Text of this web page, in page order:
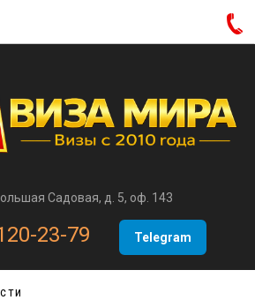
Садовая, д. 5, оф. 143
23-79 Telegram